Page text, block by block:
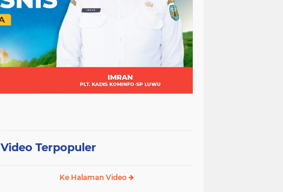
Video Terpopuler
Ke Halaman Video